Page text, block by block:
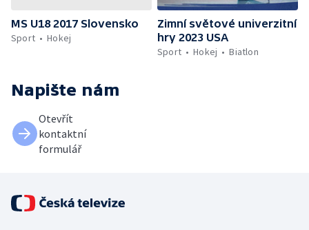
MS U18 2017 Slovensko
Sport
Hokej
Zimní světové univerzitní
hry 2023 USA
Sport
Hokej Biatlon
Napište nám
Otevřít
kontaktní
formulář